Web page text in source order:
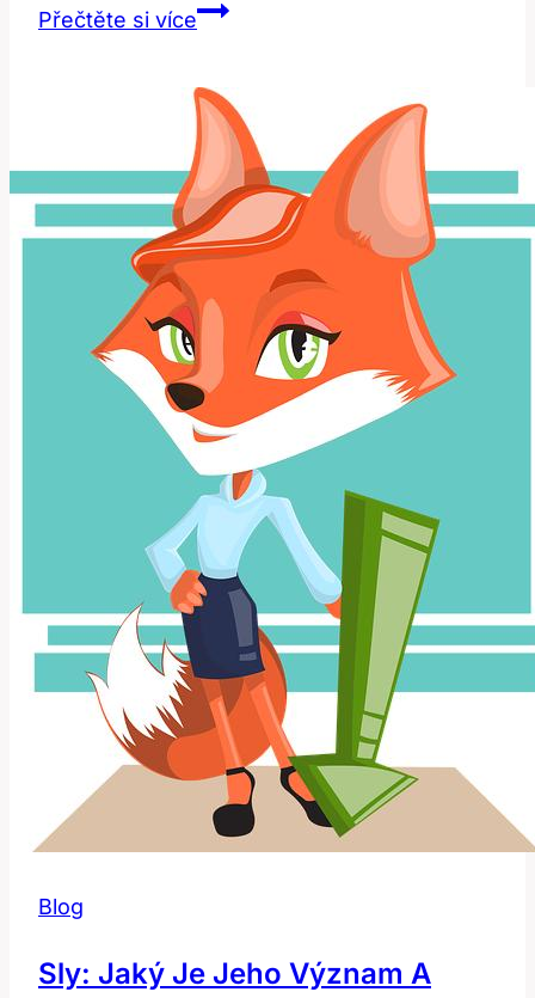
Přečtěte si víceIntelligent:
Význam
v
Anglicko-
Českém
Slovníku
Blog
Sly: Jaký Je Jeho Význam A